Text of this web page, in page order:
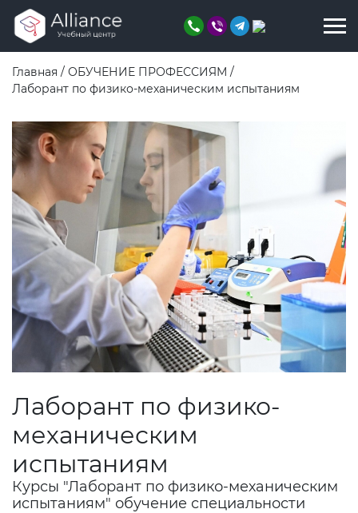
Главная / ОБУЧЕНИЕ ПРОФЕССИЯМ /
Лаборант по физико-механическим испытаниям
Лаборант по физико-
механическим
испытаниям
Курсы "Лаборант по физико-механическим
испытаниям" обучение специальности